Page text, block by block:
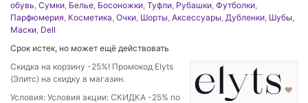
обувь Сумки Белье Босоножки Туфли Рубашки Футболки
Парфюмерия Косметика Очки Шорты Аксессуары Дубленки Шубы
Маски Dell
Срок истек, но может ещё действовать
Скидка на корзину -25%! Промокод Elyts
(Элитс) на скидку в магазин.
Условия: Условия акции: СКИДКА -25% по